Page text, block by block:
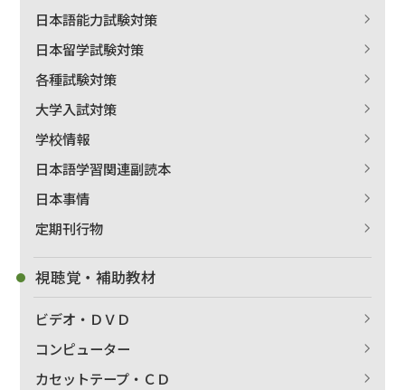
日本語能力試験対策
日本留学試験対策
各種試験対策
大学入試対策
学校情報
日本語学習関連副読本
日本事情
定期刊行物
視聴覚・補助教材
ビデオ・ＤＶＤ
コンピューター
カセットテープ・ＣＤ